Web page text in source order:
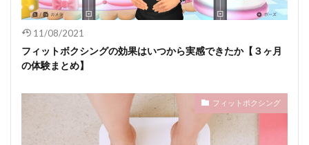
11/08/2021
フィットボクシングの効果はいつから実感できたか【３ヶ月
の体験まとめ】
フィットボクシング